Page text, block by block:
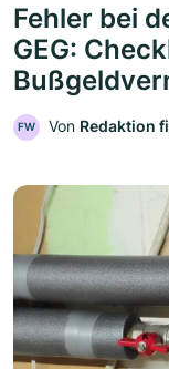
Fehler bei
GEG:
FW Von Redaktion